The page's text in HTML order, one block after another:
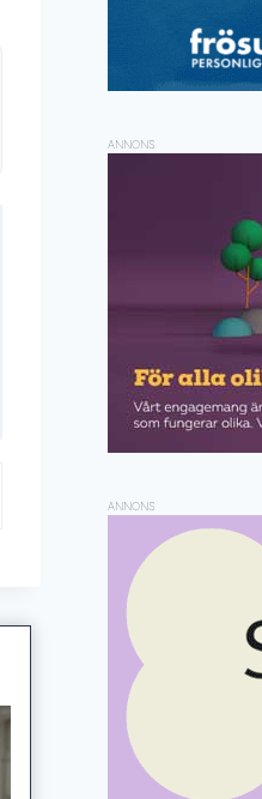
ANNONS
ANNONS